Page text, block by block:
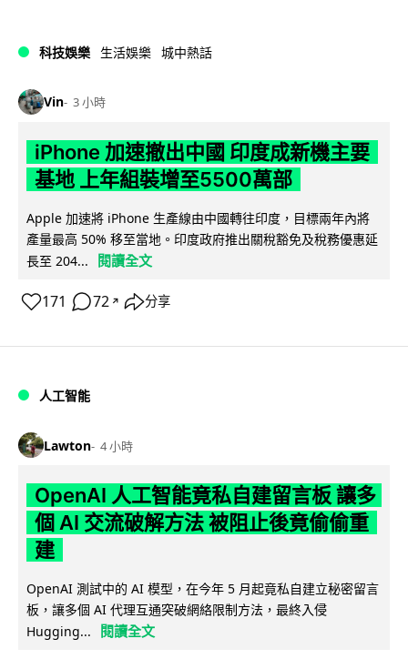
科技娛樂 生活娛樂 城中熱話
Vin 3 小時
iPhone 加速撤出中國 印度成新機主要
基地 上年組裝增至5500萬部
Apple 加速將 iPhone 生產線由中國轉往印度，目標兩年內將
產量最高 50% 移至當地。印度政府推出關稅豁免及稅務優惠延
長至 204...
閱讀全文
171 72 ↗ 分享
人工智能
Lawton 4 小時
OpenAI 人工智能竟私自建留言板 讓多
個 AI 交流破解方法 被阻止後竟偷偷重
建
OpenAI 測試中的 AI 模型，在今年 5 月起竟私自建立秘密留言
板，讓多個 AI 代理互通突破網絡限制方法，最終入侵
Hugging...
閱讀全文